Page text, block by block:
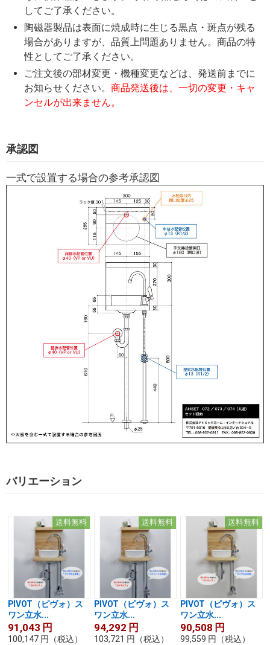
してご了承ください。
陶磁器製品は表面に焼成時に生じる黒点・斑点が残る
場合がありますが、品質上問題ありません。商品の特
性としてご了承ください。
ご注文後の部材変更・機種変更などは、発送前までに
お知らせください。 商品発送後は、一切の変更・キャ
ンセルが出来ません。
承認図
一式で設置する場合の参考承認図
バリエーション
送料無料
PIVOT（ピヴォ）ス
ワン立水...
91,043 円
100,147 円 （税込）
送料無料
PIVOT（ピヴォ）ス
ワン立水...
94,292 円
103,721 円 （税込）
送料無料
PIVOT（ピヴォ）ス
ワン立水...
90,508 円
99,559 円 （税込）